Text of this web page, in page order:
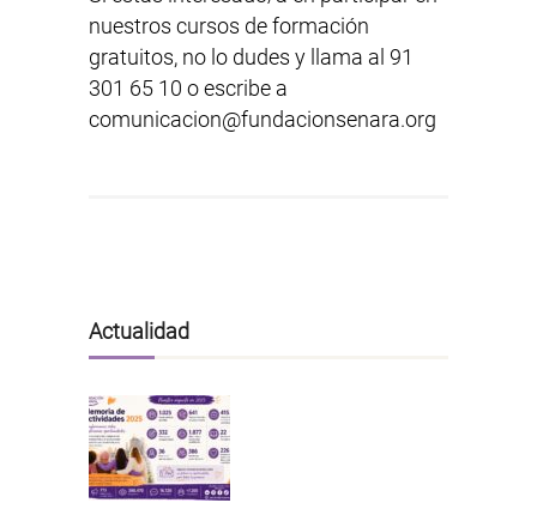
nuestros cursos de formación
gratuitos, no lo dudes y llama al 91
301 65 10 o escribe a
comunicacion@fundacionsenara.org
Actualidad